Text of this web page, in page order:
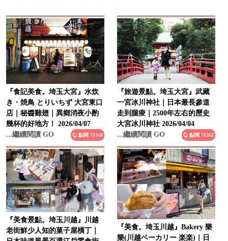
『食記美食。埼玉大宮』水炊
き・焼鳥 とりいちず 大宮東口
店｜秘醬雞翅｜異鄉消夜小酌
幾杯的好地方！ 2026/04/07
...繼續閱讀 GO
點閱 71168
『旅遊景點。埼玉大宮』武藏
一宮冰川神社｜日本最長參道
走到腿痠｜2500年左右的歷史
大宮冰川神社 2026/04/04
...繼續閱讀 GO
點閱 71562
『美食景點。埼玉川越』川越
老街鮮少人知的菓子屋橫丁｜
『美食。埼玉川越』Bakery 樂
樂(川越ベーカリー 楽楽)｜日